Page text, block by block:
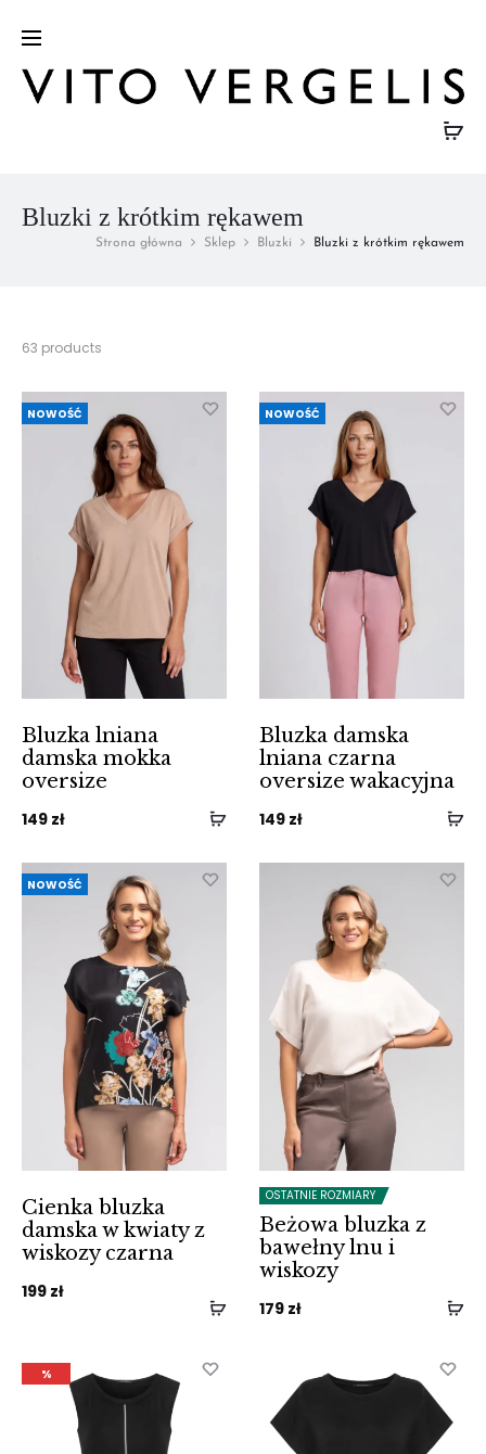
Bluzki z krótkim rękawem
Strona główna Sklep Bluzki Bluzki z krótkim rękawem
63 products
32
63
wyników
NOWOŚĆ
Bluzka lniana
damska mokka
oversize
149 zł
NOWOŚĆ
Bluzka damska
lniana czarna
oversize wakacyjna
149 zł
NOWOŚĆ
Cienka bluzka
damska w kwiaty z
wiskozy czarna
199 zł
OSTATNIE ROZMIARY
Beżowa bluzka z
bawełny lnu i
wiskozy
179 zł
%